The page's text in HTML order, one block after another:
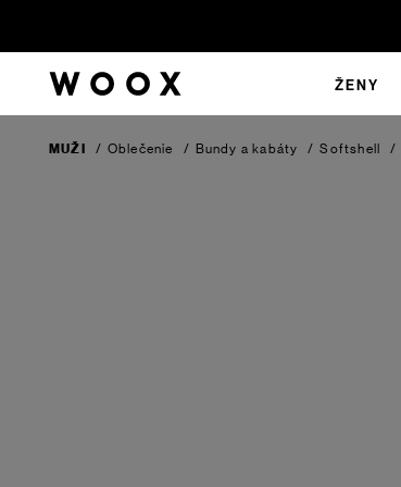
ŽENY
MUŽI / Oblečenie / Bundy a kabáty / Softshell /